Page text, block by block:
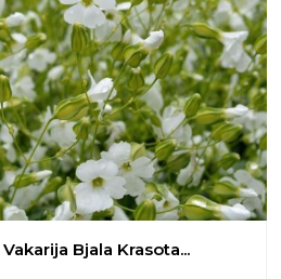
Vakarija Bjala Krasota...